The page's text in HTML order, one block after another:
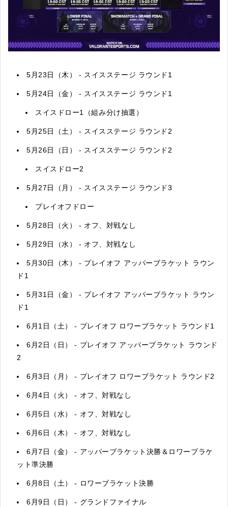
5月23日（木） - スイスステージ ラウンド1
5月24日（金） - スイスステージ ラウンド1
スイスドロー1（組み分け抽選）
5月25日（土） - スイスステージ ラウンド2
5月26日（日） - スイスステージ ラウンド2
スイスドロー2
5月27日（月） - スイスステージ ラウンド3
プレイオフドロー
5月28日（火） - オフ、対戦なし
5月29日（水） - オフ、対戦なし
5月30日（木） - プレイオフ アッパーブラケット ラウン
ド1
5月31日（金） - プレイオフ アッパーブラケット ラウン
ド1
6月1日（土） - プレイオフ ロワーブラケット ラウンド1
6月2日（日） - プレイオフ アッパーブラケット ラウンド
2
6月3日（月） - プレイオフ ロワーブラケット ラウンド2
6月4日（火） - オフ、対戦なし
6月5日（水） - オフ、対戦なし
6月6日（木） - オフ、対戦なし
6月7日（金） - アッパーブラケット決勝＆ロワーブラケ
ット準決勝
6月8日（土） - ロワーブラケット決勝
6月9日（日） - グランドファイナル